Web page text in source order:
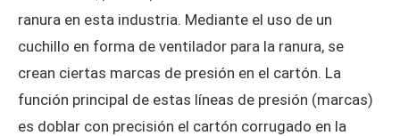
ranura en esta industria. Mediante el uso de un
cuchillo en forma de ventilador para la ranura, se
crean ciertas marcas de presión en el cartón. La
función principal de estas líneas de presión (marcas)
es doblar con precisión el cartón corrugado en la